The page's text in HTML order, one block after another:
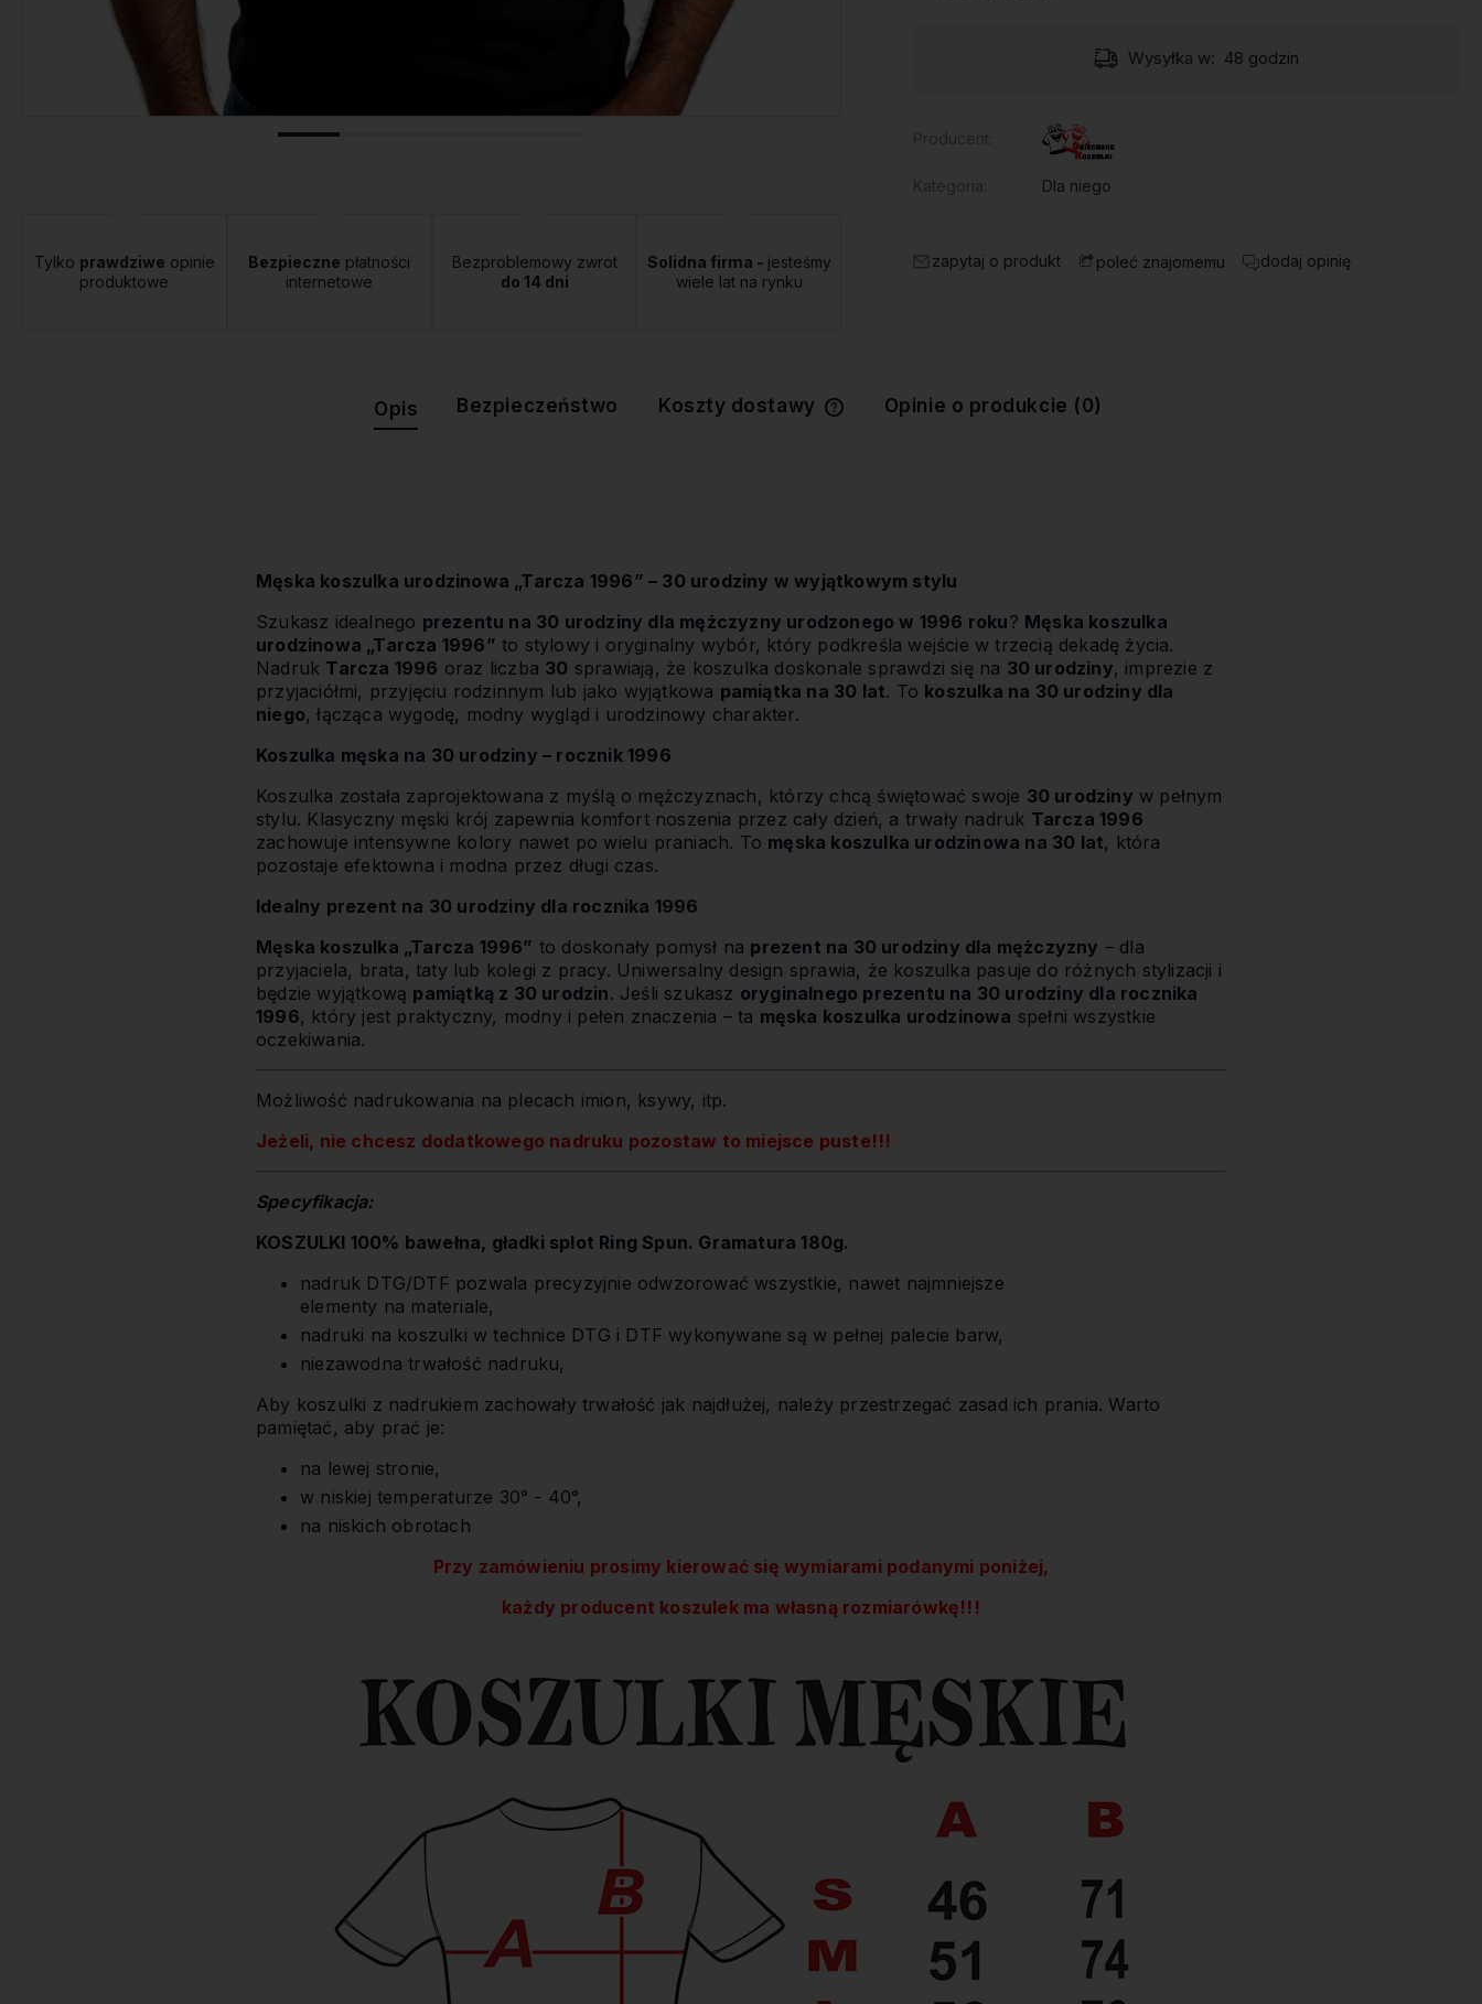
Tylko prawdziwe opinie
produktowe
Bezpieczne płatności
internetowe
Bezproblemowy zwrot
do 14 dni
Solidna firma - jesteśmy
wiele lat na rynku
od 12,00 zł - Orlen Paczka Dostępność: duża ilość Wysyłka w: 48 godzin
Dla niego
zapytaj o produkt poleć znajomemu dodaj opinię
Opis Bezpieczeństwo Koszty dostawy Opinie o produkcie (0)
Męska koszulka urodzinowa „Tarcza 1996” – 30 urodziny w wyjątkowym stylu
Szukasz idealnego prezentu na 30 urodziny dla mężczyzny urodzonego w 1996 roku? Męska koszulka
urodzinowa „Tarcza 1996” to stylowy i oryginalny wybór, który podkreśla wejście w trzecią dekadę życia.
Nadruk Tarcza 1996 oraz liczba 30 sprawiają, że koszulka doskonale sprawdzi się na 30 urodziny, imprezie z
przyjaciółmi, przyjęciu rodzinnym lub jako wyjątkowa pamiątka na 30 lat. To koszulka na 30 urodziny dla
niego, łącząca wygodę, modny wygląd i urodzinowy charakter.
Koszulka męska na 30 urodziny – rocznik 1996
Koszulka została zaprojektowana z myślą o mężczyznach, którzy chcą świętować swoje 30 urodziny w pełnym
stylu. Klasyczny męski krój zapewnia komfort noszenia przez cały dzień, a trwały nadruk Tarcza 1996
zachowuje intensywne kolory nawet po wielu praniach. To męska koszulka urodzinowa na 30 lat, która
pozostaje efektowna i modna przez długi czas.
Idealny prezent na 30 urodziny dla rocznika 1996
Męska koszulka „Tarcza 1996” to doskonały pomysł na prezent na 30 urodziny dla mężczyzny – dla
przyjaciela, brata, taty lub kolegi z pracy. Uniwersalny design sprawia, że koszulka pasuje do różnych stylizacji i
będzie wyjątkową pamiątką z 30 urodzin. Jeśli szukasz oryginalnego prezentu na 30 urodziny dla rocznika
1996, który jest praktyczny, modny i pełen znaczenia – ta męska koszulka urodzinowa spełni wszystkie
oczekiwania.
Możliwość nadrukowania na plecach imion, ksywy, itp.
Jeżeli, nie chcesz dodatkowego nadruku pozostaw to miejsce puste!!!
Specyfikacja:
KOSZULKI 100% bawełna, gładki splot Ring Spun. Gramatura 180g.
nadruk DTG/DTF pozwala precyzyjnie odwzorować wszystkie, nawet najmniejsze
elementy na materiale,
nadruki na koszulki w technice DTG i DTF wykonywane są w pełnej palecie barw,
niezawodna trwałość nadruku,
Aby koszulki z nadrukiem zachowały trwałość jak najdłużej, należy przestrzegać zasad ich prania. Warto
pamiętać, aby prać je:
na lewej stronie,
w niskiej temperaturze 30° - 40°,
na niskich obrotach
Przy zamówieniu prosimy kierować się wymiarami podanymi poniżej,
każdy producent koszulek ma własną rozmiarówkę!!!